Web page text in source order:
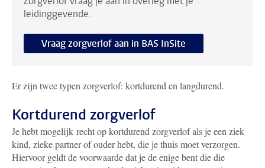
leidinggevende.
Vraag zorgverlof aan in BAS InSite
Er zijn twee typen zorgverlof: kortdurend en langdurend.
Kortdurend zorgverlof
Je hebt mogelijk recht op kortdurend zorgverlof als je een ziek
kind, zieke partner of ouder hebt, die je thuis moet verzorgen.
Hiervoor geldt de voorwaarde dat je de enige bent die die